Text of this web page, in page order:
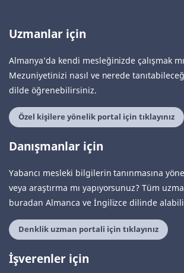
Uzmanlar için
Almanya’da kendi mesleğinizde çalışmak
Mezuniyetinizi nasıl ve nerede
dilde öğrenebilirsiniz.
Özel kişilere yönelik portal için tıklayınız
Danışmanlar için
Yabancı mesleki bilgilerin tanınmasına
veya araştırma mı yapıyorsunuz? Tüm
buradan Almanca ve İngilizce dilinde
Denklik uzman portali için tıklayınız
İşverenler için